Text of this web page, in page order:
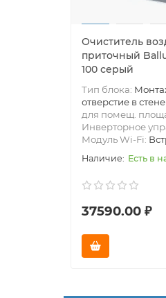
Очиститель
приточный
100 серый
Тип блока:
отверстие в стене
для помещ.
Инверторное
Модуль Wi-Fi:
Есть в
37590.00 ₽